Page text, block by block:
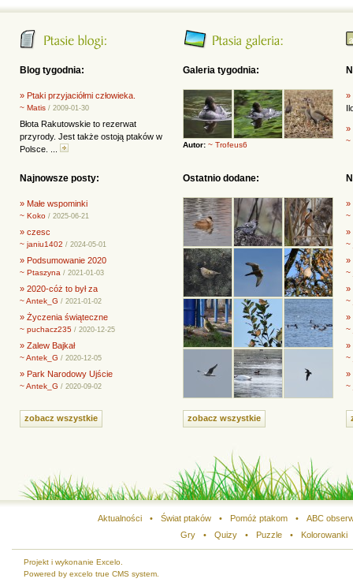
Blog tygodnia:
» Ptaki przyjaciółmi człowieka.
~ Matis / 2009-01-30
Błota Rakutowskie to rezerwat
przyrody. Jest także ostoją ptaków w
Polsce. ...
Najnowsze posty:
» Małe wspominki
~ Koko / 2025-06-21
» czesc
~ janiu1402 / 2024-05-01
» Podsumowanie 2020
~ Ptaszyna / 2021-01-03
» 2020-cóż to był za
~ Antek_G / 2021-01-02
» Życzenia świąteczne
~ puchacz235 / 2020-12-25
» Zalew Bajkał
~ Antek_G / 2020-12-05
» Park Narodowy Ujście
~ Antek_G / 2020-09-02
zobacz wszystkie
Galeria tygodnia:
Autor: ~ Trofeus6
Ostatnio dodane:
zobacz wszystkie
»
»
~
»
~
»
~
»
~
»
~
»
~
»
~
»
~
Aktualności • Świat ptaków • Pomóż ptakom •
ABC
Gry
• Quizy • Puzzle • Kolorowanki
Projekt i wykonanie Excelo.
Powered by excelo true CMS system.